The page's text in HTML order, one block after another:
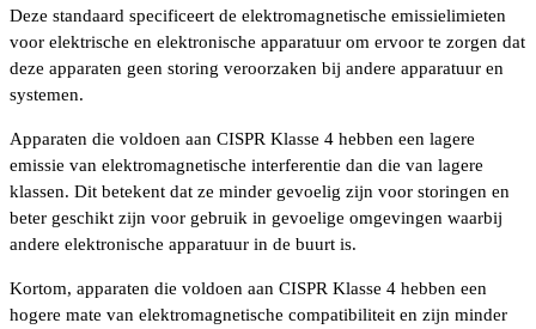
Deze standaard specificeert de elektromagnetische emissielimieten
voor elektrische en elektronische apparatuur om ervoor te zorgen dat
deze apparaten geen storing veroorzaken bij andere apparatuur en
systemen.
Apparaten die voldoen aan CISPR Klasse 4 hebben een lagere
emissie van elektromagnetische interferentie dan die van lagere
klassen. Dit betekent dat ze minder gevoelig zijn voor storingen en
beter geschikt zijn voor gebruik in gevoelige omgevingen waarbij
andere elektronische apparatuur in de buurt is.
Kortom, apparaten die voldoen aan CISPR Klasse 4 hebben een
hogere mate van elektromagnetische compatibiliteit en zijn minder